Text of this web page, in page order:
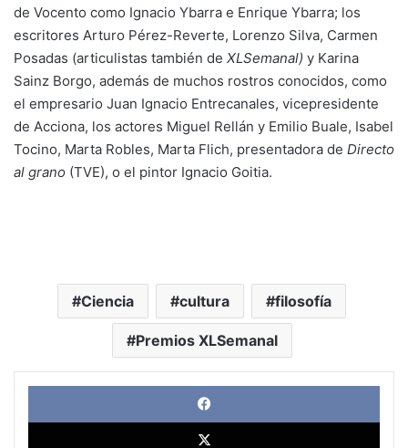
de Vocento como Ignacio Ybarra e Enrique Ybarra; los
escritores Arturo Pérez-Reverte, Lorenzo Silva, Carmen
Posadas (articulistas también de XLSemanal) y Karina
Sainz Borgo, además de muchos rostros conocidos, como
el empresario Juan Ignacio Entrecanales, vicepresidente
de Acciona, los actores Miguel Rellán y Emilio Buale, Isabel
Tocino, Marta Robles, Marta Flich, presentadora de Directo
al grano (TVE), o el pintor Ignacio Goitia.
Ciencia cultura filosofía
Premios XLSemanal
X